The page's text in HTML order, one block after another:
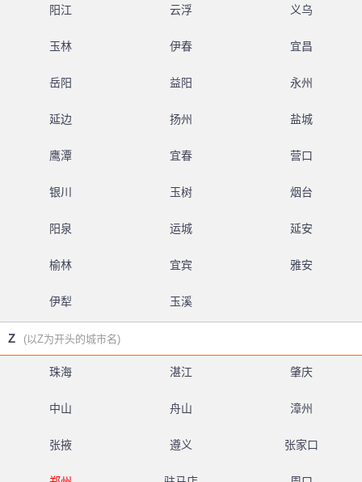
阳江 云浮 义乌
玉林 伊春 宜昌
岳阳 益阳 永州
延边 扬州 盐城
鹰潭 宜春 营口
银川 玉树 烟台
阳泉 运城 延安
榆林 宜宾 雅安
伊犁 玉溪
Z (以Z为开头的城市名)
珠海 湛江 肇庆
中山 舟山 漳州
张掖 遵义 张家口